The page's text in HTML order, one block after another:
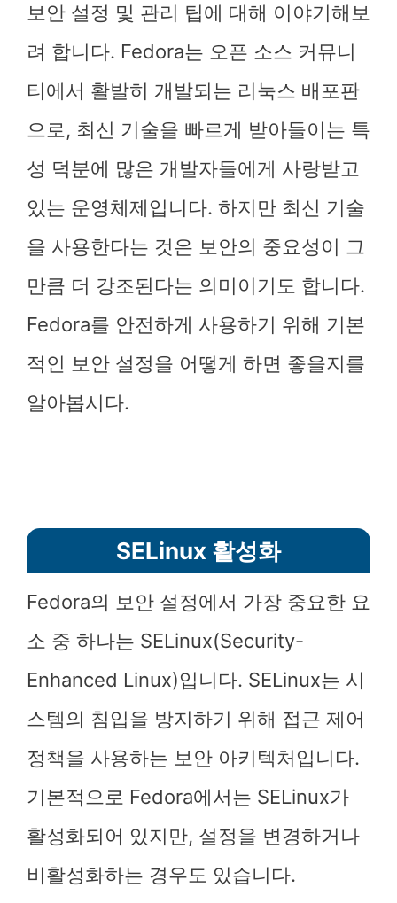
보안 설정 및 관리 팁에 대해 이야기해보
려 합니다. Fedora는 오픈 소스 커뮤니
티에서 활발히 개발되는 리눅스 배포판
으로, 최신 기술을 빠르게 받아들이는 특
성 덕분에 많은 개발자들에게 사랑받고
있는 운영체제입니다. 하지만 최신 기술
을 사용한다는 것은 보안의 중요성이 그
만큼 더 강조된다는 의미이기도 합니다.
Fedora를 안전하게 사용하기 위해 기본
적인 보안 설정을 어떻게 하면 좋을지를
알아봅시다.
SELinux 활성화
Fedora의 보안 설정에서 가장 중요한 요
소 중 하나는 SELinux(Security-
Enhanced Linux)입니다. SELinux는 시
스템의 침입을 방지하기 위해 접근 제어
정책을 사용하는 보안 아키텍처입니다.
기본적으로 Fedora에서는 SELinux가
활성화되어 있지만, 설정을 변경하거나
비활성화하는 경우도 있습니다.